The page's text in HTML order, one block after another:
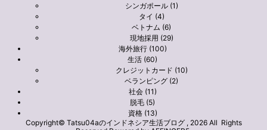
シンガポール (1)
タイ (4)
ベトナム (6)
現地採用 (29)
海外旅行 (100)
生活 (60)
クレジットカード (10)
ベランピング (2)
社会 (11)
脱毛 (5)
資格 (13)
Copyright© Tatsu04aのインドネシア生活ブログ , 2026 All Rights